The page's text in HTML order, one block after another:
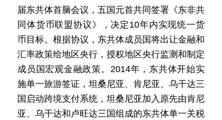
届东共体首脑会议，五国元首共同签署《东非共
同体货币联盟协议》，决定10年内实现统一货
币目标。根据协议，东共体成员国将出让金融和
汇率政策给地区央行，授权地区央行监测和制定
成员国宏观金融政策。2014年，东共体开始实
施单一旅游签证，坦桑尼亚、肯尼亚、乌干达三
国启动跨境支付系统，坦桑尼亚加入原先由肯尼
亚、乌干达和卢旺达三国组成的东共体单一关税